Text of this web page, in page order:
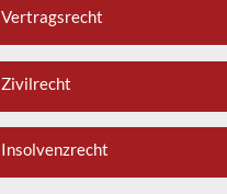
Vertragsrecht
Zivilrecht
Insolvenzrecht